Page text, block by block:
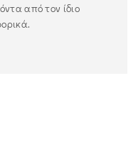
από τον ίδιο